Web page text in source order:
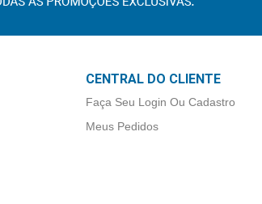
CENTRAL DO CLIENTE
Faça Seu Login Ou Cadastro
Meus Pedidos